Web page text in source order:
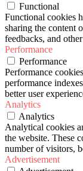
Functional
Functional cookies
sharing the content
feedbacks, and
Performance
Performance
Performance
performance
better user
Analytics
Analytics
Analytical cookies
the website. These
number of visitors,
Advertisement